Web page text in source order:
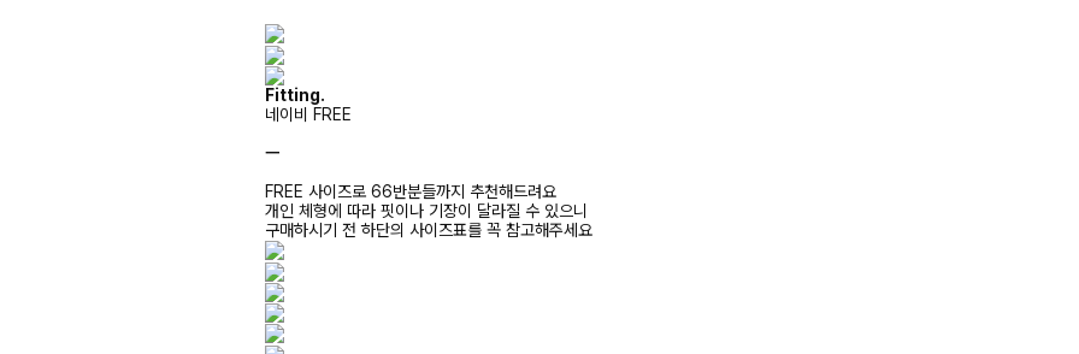
Fitting.
네이비 FREE
ㅡ
FREE 사이즈로 66반분들까지 추천해드려요
개인 체형에 따라 핏이나 기장이 달라질 수 있으니
구매하시기 전 하단의 사이즈표를 꼭 참고해주세요